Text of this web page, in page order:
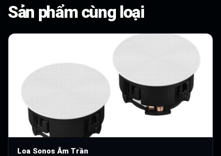
Sản phẩm cùng loại
Loa Sonos Âm Trần